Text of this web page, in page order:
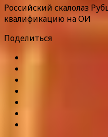
Российский скалолаз
квалификацию на ОИ
Поделиться